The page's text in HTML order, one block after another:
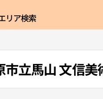
リア検索
市立馬山 文信美